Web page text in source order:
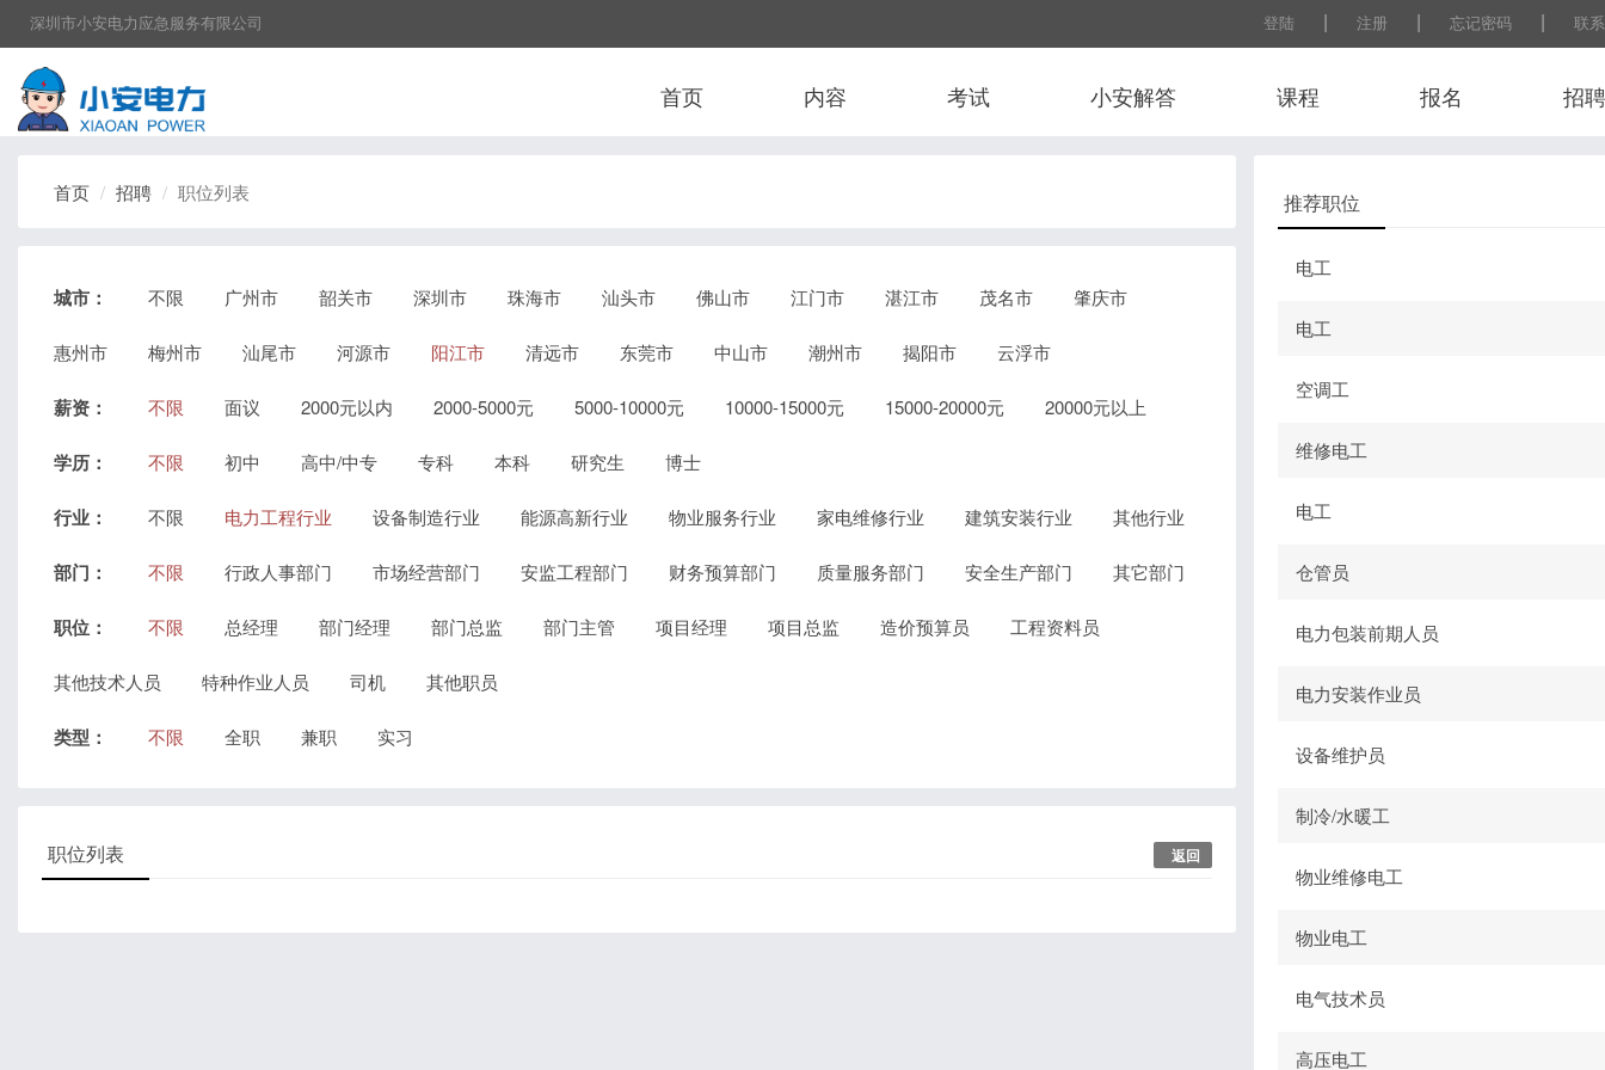
深圳市小安电力应急服务有限公司 登陆 | 注册 | 忘记密码 | 联
首页 内容 考试 小安解答 课程 报名 招聘
首页 招聘 职位列表
城市： 不限 广州市 韶关市 深圳市 珠海市 汕头市 佛山市 江门市 湛江市 茂名市 肇庆市
惠州市 梅州市 汕尾市 河源市 阳江市 清远市 东莞市 中山市 潮州市 揭阳市 云浮市
薪资： 不限 面议 2000元以内 2000-5000元 5000-10000元 10000-15000元 15000-20000元 20000元以上
学历： 不限 初中 高中/中专 专科 本科 研究生 博士
行业： 不限 电力工程行业 设备制造行业 能源高新行业 物业服务行业 家电维修行业 建筑安装行业 其他行业
部门： 不限 行政人事部门 市场经营部门 安监工程部门 财务预算部门 质量服务部门 安全生产部门 其它部门
职位： 不限 总经理 部门经理 部门总监 部门主管 项目经理 项目总监 造价预算员 工程资料员
其他技术人员 特种作业人员 司机 其他职员
类型： 不限 全职 兼职 实习
职位列表 返回
推荐职位
电工
电工
空调工
维修电工
电工
仓管员
电力包装前期人员
电力安装作业员
设备维护员
制冷/水暖工
物业维修电工
物业电工
电气技术员
高压电工